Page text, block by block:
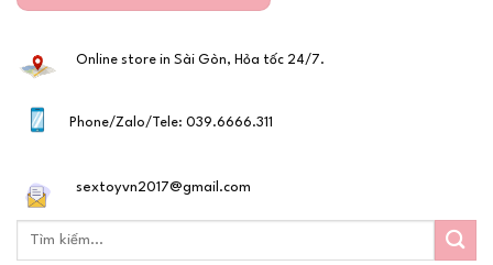
Online store in Sài Gòn, Hỏa tốc 24/7.
Phone/Zalo/Tele: 039.6666.311
sextoyvn2017@gmail.com